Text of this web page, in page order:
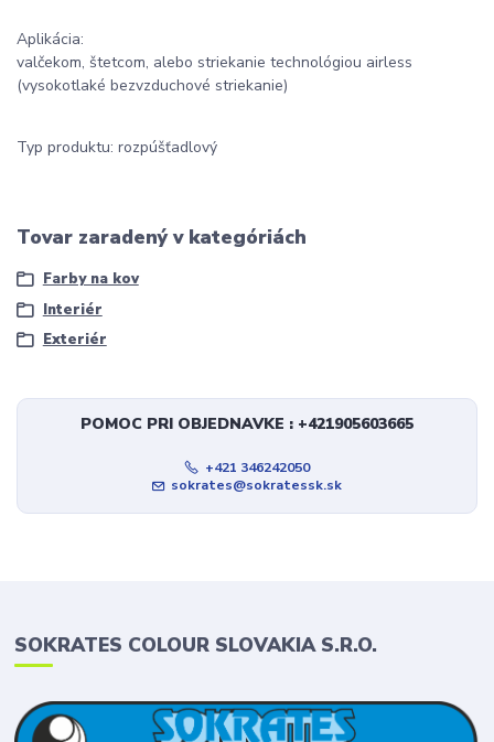
Aplikácia:
valčekom, štetcom, alebo striekanie technológiou airless
(vysokotlaké bezvzduchové striekanie)
Typ produktu: rozpúšťadlový
Tovar zaradený v kategóriách
Farby na kov
Interiér
Exteriér
POMOC PRI OBJEDNAVKE : +421905603665
+421 346242050
sokrates@sokratessk.sk
SOKRATES COLOUR SLOVAKIA S.R.O.